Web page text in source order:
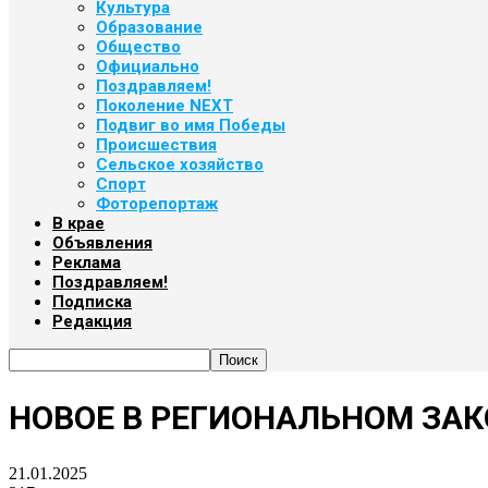
Культура
Образование
Общество
Официально
Поздравляем!
Поколение NEXT
Подвиг во имя Победы
Происшествия
Сельское хозяйство
Спорт
Фоторепортаж
В крае
Объявления
Реклама
Поздравляем!
Подписка
Редакция
НОВОЕ В РЕГИОНАЛЬНОМ
21.01.2025